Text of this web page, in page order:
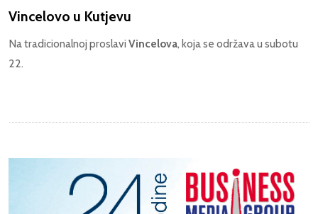
Vincelovo u Kutjevu
Na tradicionalnoj proslavi Vincelova, koja se održava u subotu
22.